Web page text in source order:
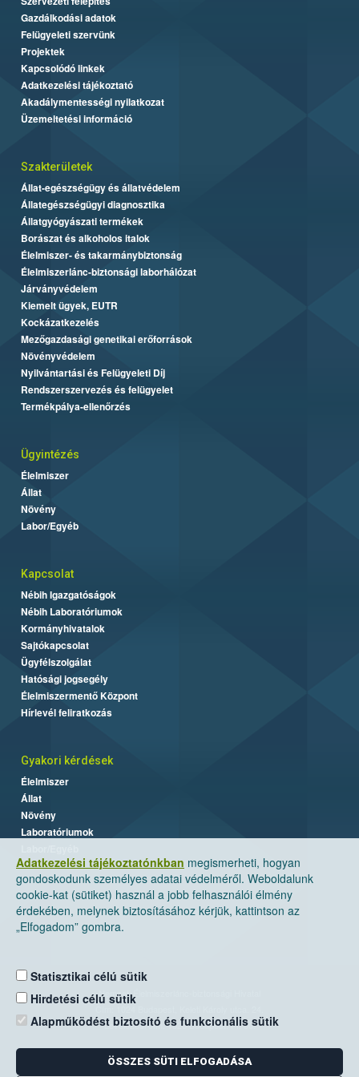
Adatkezelési tájékoztatónkban megismerheti, hogyan
gondoskodunk személyes adatai védelméről. Weboldalunk
cookie-kat (sütiket) használ a jobb felhasználói élmény
érdekében, melynek biztosításához kérjük, kattintson az
„Elfogadom” gombra.
Statisztikai célú sütik
Hirdetési célú sütik
Alapműködést biztosító és funkcionális sütik
ÖSSZES SÜTI ELFOGADÁSA
Gazdálkodási adatok
Felügyeleti szervünk
Projektek
Kapcsolódó linkek
Adatkezelési tájékoztató
Akadálymentességi nyilatkozat
Üzemeltetési információ
Szakterületek
Állat-egészségügy és állatvédelem
Állategészségügyi diagnosztika
Állatgyógyászati termékek
Borászat és alkoholos italok
Élelmiszer- és takarmánybiztonság
Élelmiszerlánc-biztonsági laborhálózat
Járványvédelem
Kiemelt ügyek, EUTR
Kockázatkezelés
Mezőgazdasági genetikai erőforrások
Növényvédelem
Nyilvántartási és Felügyeleti Díj
Rendszerszervezés és felügyelet
Termékpálya-ellenőrzés
Ügyintézés
Élelmiszer
Állat
Növény
Labor/Egyéb
Kapcsolat
Nébih Igazgatóságok
Nébih Laboratóriumok
Kormányhivatalok
Sajtókapcsolat
Ügyfélszolgálat
Hatósági jogsegély
Élelmiszermentő Központ
Hírlevél feliratkozás
Gyakori kérdések
Élelmiszer
Állat
Növény
Laboratóriumok
Nemzeti Élelmiszerlánc-biztonsági Hivatal
Levelezési cím: 1525 Budapest. Pf. 30.
E-mail:ugyfelszolgalat@nebih.gov.hu